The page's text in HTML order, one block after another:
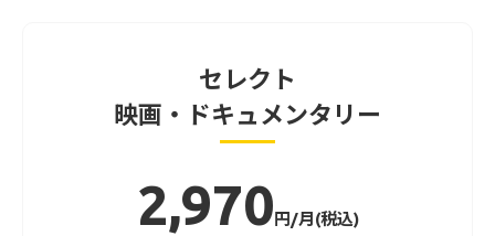
セレクト
映画・ドキュメンタリー
2,970 円/月(税込)